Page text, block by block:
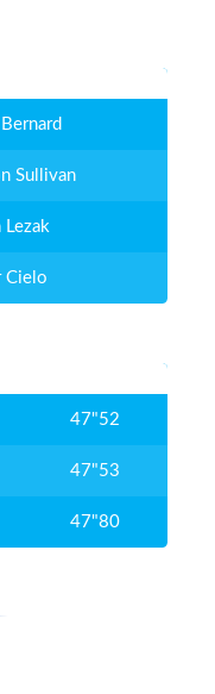
Sullivan
Lezak
Cielo
47"52
47"53
47"80